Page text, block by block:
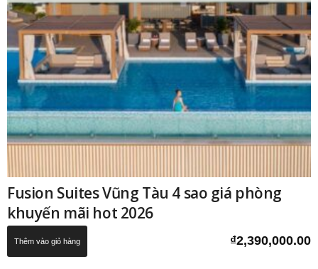
Fusion Suites Vũng Tàu 4 sao giá phòng
khuyến mãi hot 2026
₫2,390,000.00
Thêm vào giỏ hàng